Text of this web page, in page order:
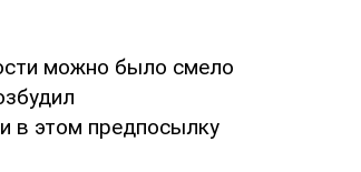
можно было смело
в этом предпосылку